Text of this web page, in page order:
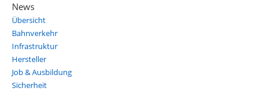
News
Übersicht
Bahnverkehr
Infrastruktur
Hersteller
Job & Ausbildung
Sicherheit